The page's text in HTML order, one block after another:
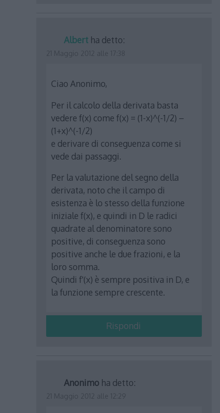
Albert ha detto:
Ciao Anonimo,
Per il calcolo della derivata basta
vedere f(x) come f(x) = (1-x)^(-1/2) –
(1+x)^(-1/2)
e derivare di conseguenza come si
vede dai passaggi.
Per la valutazione del segno della
derivata, noto che il campo di
esistenza è lo stesso della funzione
iniziale f(x), e quindi in D le radici
quadrate al denominatore sono
positive, di conseguenza sono
positive anche le due frazioni, e la
loro somma.
Quindi f'(x) è sempre positiva in D, e
la funzione sempre crescente.
Rispondi
Anonimo ha detto: